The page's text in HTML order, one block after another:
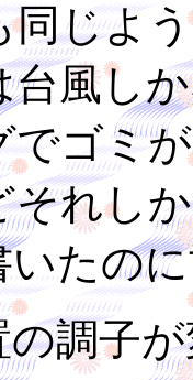
じよ
風し
でゴミ
れし
たの
調子が